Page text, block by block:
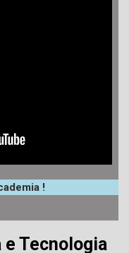
!
e Tecnologia